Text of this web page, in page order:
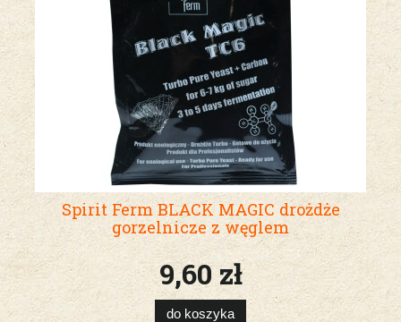
Spirit Ferm BLACK MAGIC drożdże
gorzelnicze z węglem
9,60 zł
do koszyka